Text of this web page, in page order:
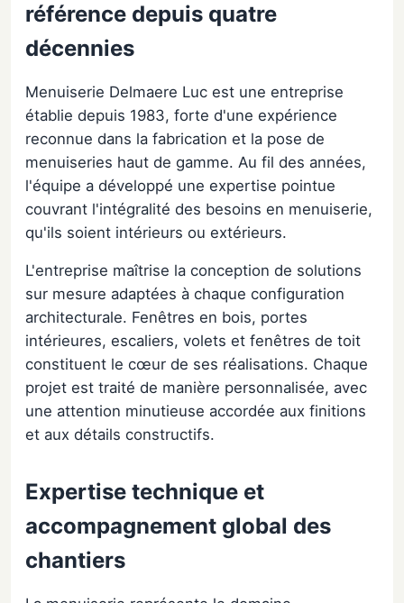
référence depuis quatre
décennies
Menuiserie Delmaere Luc est une entreprise
établie depuis 1983, forte d'une expérience
reconnue dans la fabrication et la pose de
menuiseries haut de gamme. Au fil des années,
l'équipe a développé une expertise pointue
couvrant l'intégralité des besoins en menuiserie,
qu'ils soient intérieurs ou extérieurs.
L'entreprise maîtrise la conception de solutions
sur mesure adaptées à chaque configuration
architecturale. Fenêtres en bois, portes
intérieures, escaliers, volets et fenêtres de toit
constituent le cœur de ses réalisations. Chaque
projet est traité de manière personnalisée, avec
une attention minutieuse accordée aux finitions
et aux détails constructifs.
Expertise technique et
accompagnement global des
chantiers